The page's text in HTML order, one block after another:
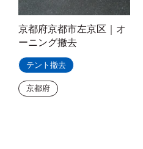
京都府京都市左京区｜オ
ーニング撤去
テント撤去
京都府